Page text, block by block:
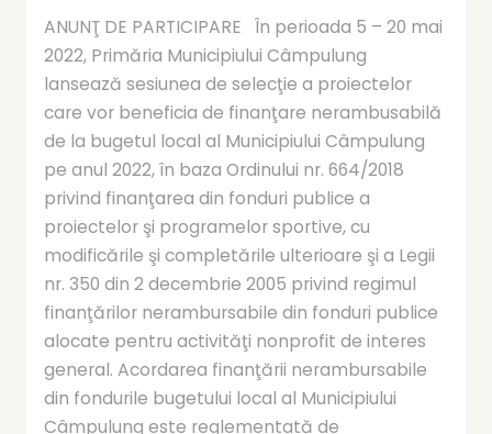
ANUNŢ DE PARTICIPARE În perioada 5 – 20 mai
2022, Primăria Municipiului Câmpulung
lansează sesiunea de selecţie a proiectelor
care vor beneficia de finanţare nerambusabilă
de la bugetul local al Municipiului Câmpulung
pe anul 2022, în baza Ordinului nr. 664/2018
privind finanţarea din fonduri publice a
proiectelor şi programelor sportive, cu
modificările şi completările ulterioare şi a Legii
nr. 350 din 2 decembrie 2005 privind regimul
finanţărilor nerambursabile din fonduri publice
alocate pentru activităţi nonprofit de interes
general. Acordarea finanţării nerambursabile
din fondurile bugetului local al Municipiului
Câmpulung este reglementată de